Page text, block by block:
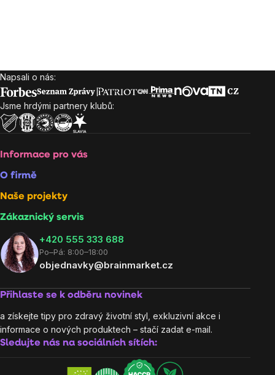
Zápatí
Napsali o nás:
Jsme hrdými partnery klubů:
Informace pro vás
O firmě
Naše projekty
Zákaznický servis
‭+420 555 333 688
Po–Pá: 8:00–18:00
objednavky@brainmarket.cz
Přihlaste se k odběru novinek
a získejte tipy pro zdravý životní styl, exkluzivní akce i
informace o nových produktech – stačí zadat e-mail.
Sledujte nás na sociálních sítích: